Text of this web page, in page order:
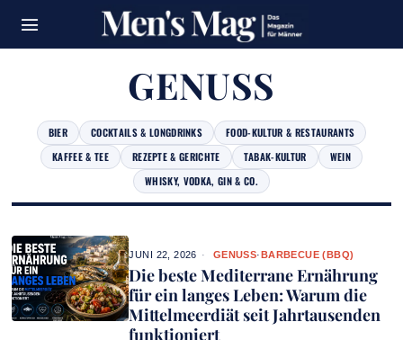
GENUSS
BIER COCKTAILS & LONGDRINKS
FOOD-KULTUR & RESTAURANTS
KAFFEE & TEE
REZEPTE & GERICHTE TABAK-KULTUR
WEIN
WHISKY, VODKA, GIN & CO.
Die beste Mediterrane Ernährung
für ein langes Leben: Warum die
Mittelmeerdiät seit Jahrtausenden
funktioniert
JUNI 22, 2026 GENUSS·BARBECUE (BBQ)